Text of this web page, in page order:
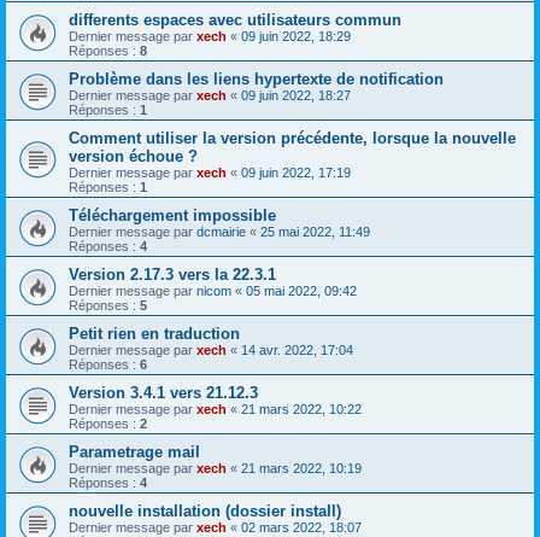
differents espaces avec utilisateurs commun
Dernier message par xech « 09 juin 2022, 18:29
Réponses : 8
Problème dans les liens hypertexte de notification
Dernier message par xech « 09 juin 2022, 18:27
Réponses : 1
Comment utiliser la version précédente, lorsque la nouvelle
version échoue ?
Dernier message par xech « 09 juin 2022, 17:19
Réponses : 1
Téléchargement impossible
Dernier message par dcmairie « 25 mai 2022, 11:49
Réponses : 4
Version 2.17.3 vers la 22.3.1
Dernier message par nicom « 05 mai 2022, 09:42
Réponses : 5
Petit rien en traduction
Dernier message par xech « 14 avr. 2022, 17:04
Réponses : 6
Version 3.4.1 vers 21.12.3
Dernier message par xech « 21 mars 2022, 10:22
Réponses : 2
Parametrage mail
Dernier message par xech « 21 mars 2022, 10:19
Réponses : 4
nouvelle installation (dossier install)
Dernier message par xech « 02 mars 2022, 18:07